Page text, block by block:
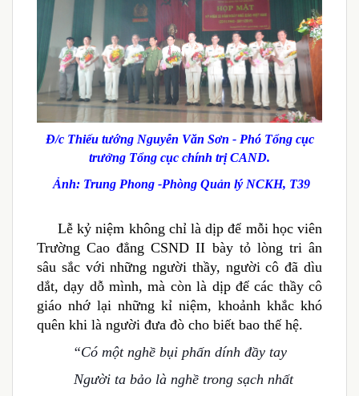
Đ/c Thiếu tướng Nguyễn Văn Sơn - Phó Tổng cục
trưởng Tổng cục chính trị CAND.
Ảnh: Trung Phong -Phòng Quản lý NCKH, T39
Lễ kỷ niệm không chỉ là dịp để mỗi học viên
Trường Cao đẳng CSND II bày tỏ lòng tri ân
sâu sắc với những người thầy, người cô đã dìu
dắt, dạy dỗ mình, mà còn là dịp để các thầy cô
giáo nhớ lại những kỉ niệm, khoảnh khắc khó
quên khi là người đưa đò cho biết bao thế hệ.
“Có một nghề bụi phấn dính đầy tay
Người ta bảo là nghề trong sạch nhất